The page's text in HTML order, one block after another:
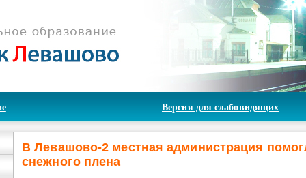
Версия для слабовидящих
В Левашово-2 местная администрация
снежного плена